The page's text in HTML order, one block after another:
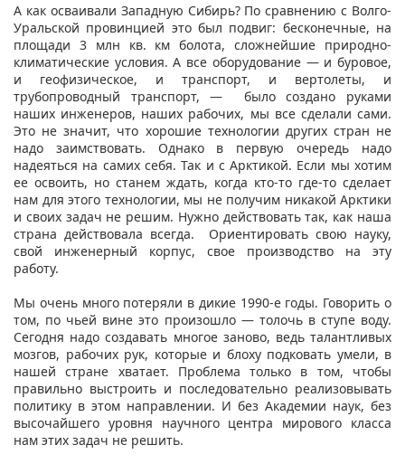
А как осваивали Западную Сибирь? По сравнению с Волго-
Уральской провинцией это был подвиг: бесконечные, на
площади 3 млн кв. км болота, сложнейшие природно-
климатические условия. А все оборудование — и буровое,
и геофизическое, и транспорт, и вертолеты, и
трубопроводный транспорт, — было создано руками
наших инженеров, наших рабочих, мы все сделали сами.
Это не значит, что хорошие технологии других стран не
надо заимствовать. Однако в первую очередь надо
надеяться на самих себя. Так и с Арктикой. Если мы хотим
ее освоить, но станем ждать, когда кто-то где-то сделает
нам для этого технологии, мы не получим никакой Арктики
и своих задач не решим. Нужно действовать так, как наша
страна действовала всегда. Ориентировать свою науку,
свой инженерный корпус, свое производство на эту
работу.
Мы очень много потеряли в дикие 1990-е годы. Говорить о
том, по чьей вине это произошло — толочь в ступе воду.
Сегодня надо создавать многое заново, ведь талантливых
мозгов, рабочих рук, которые и блоху подковать умели, в
нашей стране хватает. Проблема только в том, чтобы
правильно выстроить и последовательно реализовывать
политику в этом направлении. И без Академии наук, без
высочайшего уровня научного центра мирового класса
нам этих задач не решить.